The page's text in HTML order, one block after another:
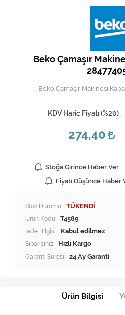
Musluk
Soğutma
Şofben ve
Beko Çamaşır
Beko Çamaşır Makinesi
KDV Hariç Fiyatı (%20) :
274,40
Stoğa Girince Haber Ver
Fiyatı Düşünce Haber
Stok Durumu: TÜKENDİ
Ürün Kodu: T4589
İade Bilgisi:
Siparişiniz: Hızlı Kargo
Garanti Süresi: 24 Ay Garanti
Ürün Bilgisi